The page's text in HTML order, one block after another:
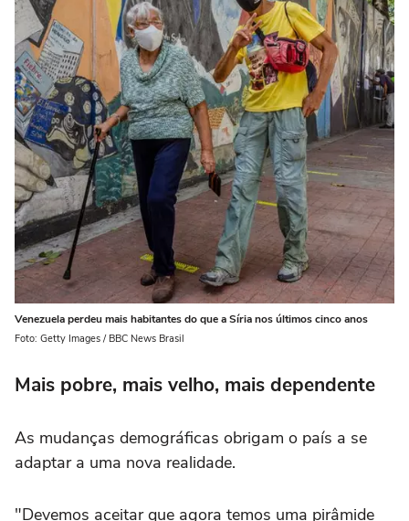
Venezuela perdeu mais habitantes do que a Síria nos últimos cinco anos
Foto: Getty Images / BBC News Brasil
Mais pobre, mais velho, mais dependente
As mudanças demográficas obrigam o país a se
adaptar a uma nova realidade.
"Devemos aceitar que agora temos uma pirâmide